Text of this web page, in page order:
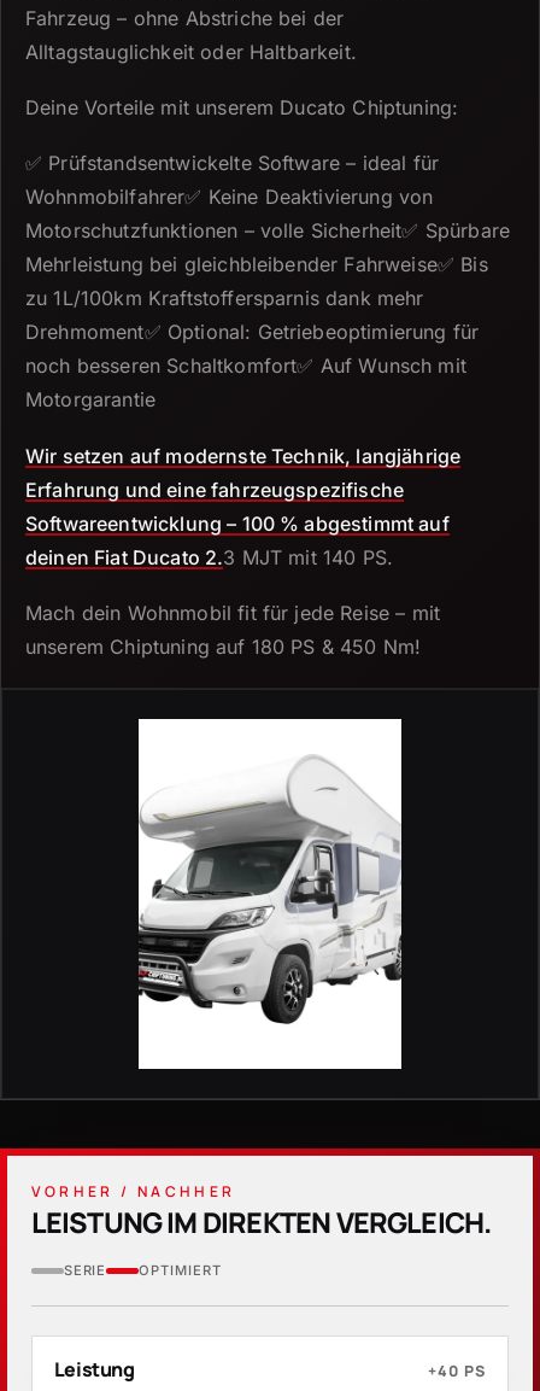
Fahrzeug – ohne Abstriche bei der
Alltagstauglichkeit oder Haltbarkeit.
Deine Vorteile mit unserem Ducato Chiptuning:
✅ Prüfstandsentwickelte Software – ideal für
Wohnmobilfahrer✅ Keine Deaktivierung von
Motorschutzfunktionen – volle Sicherheit✅ Spürbare
Mehrleistung bei gleichbleibender Fahrweise✅ Bis
zu 1L/100km Kraftstoffersparnis dank mehr
Drehmoment✅ Optional: Getriebeoptimierung für
noch besseren Schaltkomfort✅ Auf Wunsch mit
Motorgarantie
Wir setzen auf modernste Technik, langjährige
Erfahrung und eine fahrzeugspezifische
Softwareentwicklung – 100 % abgestimmt auf
deinen Fiat Ducato 2.3 MJT mit 140 PS.
Mach dein Wohnmobil fit für jede Reise – mit
unserem Chiptuning auf 180 PS & 450 Nm!
VORHER / NACHHER
LEISTUNG IM DIREKTEN VERGLEICH.
SERIE OPTIMIERT
Leistung +40 PS